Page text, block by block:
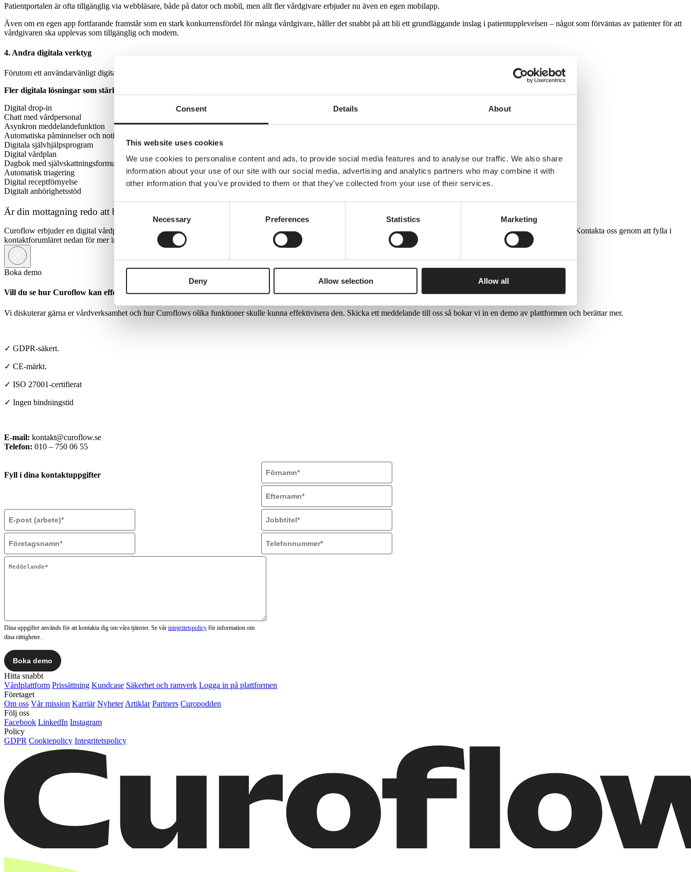
Consent Details About
This website uses cookies
We use cookies to personalise content and ads, to provide social media features and to analyse our traffic. We also share
information about your use of our site with our social media, advertising and analytics partners who may combine it with
other information that you’ve provided to them or that they’ve collected from your use of their services.
Necessary Preferences Statistics Marketing
Deny Allow selection Allow all
Patientportalen är ofta tillgänglig via webbläsare, både på dator och mobil, men allt fler vårdgivare erbjuder nu även en egen mobilapp.
Även om en egen app fortfarande framstår som en stark konkurrensfördel för många vårdgivare, håller det snabbt på att bli ett grundläggande inslag i patientupplevelsen – något som förväntas av patienter för att
vårdgivaren ska upplevas som tillgänglig och modern.
4. Andra digitala verktyg
Förutom ett användarvänligt digitalt bokningssystem, digital samtalsterapi och patientappar, finns fler digitala medel som ökar tillgängligheten.
Fler digitala lösningar som stärker tillgänglighet
Digital drop-in
Chatt med vårdpersonal
Asynkron meddelandefunktion
Automatiska påminnelser och notiser (mejl/sms)
Digitala självhjälpsprogram
Digital vårdplan
Dagbok med självskattningsformulär och anteckningsfunktion
Automatisk triagering
Digital receptförnyelse
Digitalt anhörighetsstöd
Är din mottagning redo att bli mer tillgänglig?
Curoflow erbjuder en digital vårdplattform som innehåller funktioner som både minskar den administrativa belastningen på din verksamhet och underlättar i patientens vårdresa. Kontakta oss genom att fylla i
kontaktforumläret nedan för mer information.
Boka demo
Vill du se hur Curoflow kan effektivisera er klinik?
Vi diskuterar gärna er vårdverksamhet och hur Curoflows olika funktioner skulle kunna effektivisera den. Skicka ett meddelande till oss så bokar vi in en demo av plattformen och berättar mer.
✓ GDPR-säkert.
✓ CE-märkt.
✓ ISO 27001-certifierat
✓ Ingen bindningstid
E-mail: kontakt@curoflow.se
Telefon: 010 – 750 06 55
Fyll i dina kontaktuppgifter
Dina uppgifter används för att kontakta dig om våra tjänster. Se vår integritetspolicy för information om
dina rättigheter. .
Hitta snabbt
Vårdplattform Prissättning Kundcase Säkerhet och ramverk Logga in på plattformen
Företaget
Om oss Vår mission Karriär Nyheter Artiklar Partners Curopodden
Följ oss
Facebook LinkedIn Instagram
Policy
GDPR Cookiepolicy Integritetspolicy